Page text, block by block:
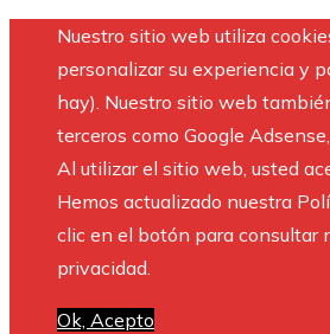
Nuestro sitio web utiliza
personalizar su experiencia y
hay). Nuestro sitio web
terceros como Google
Al utilizar el sitio web, usted
Hemos actualizado nuestra
clic en el botón para consultar
privacidad.
Ok, Acepto